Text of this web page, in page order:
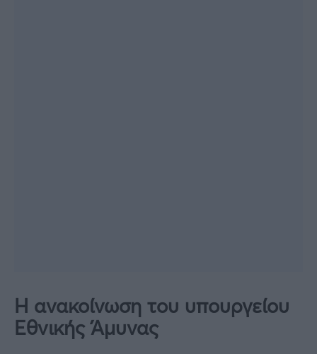
Η ανακοίνωση του υπουργείου
Εθνικής Άμυνας